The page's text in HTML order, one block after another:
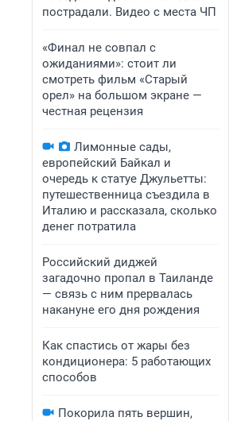
пострадали. Видео с места ЧП
«Финал не совпал с
ожиданиями»: стоит ли
смотреть фильм «Старый
орел» на большом экране —
честная рецензия
Лимонные сады,
европейский Байкал и
очередь к статуе Джульетты:
путешественница съездила в
Италию и рассказала, сколько
денег потратила
Российский диджей
загадочно пропал в Таиланде
— связь с ним прервалась
накануне его дня рождения
Как спастись от жары без
кондиционера: 5 работающих
способов
Покорила пять вершин,